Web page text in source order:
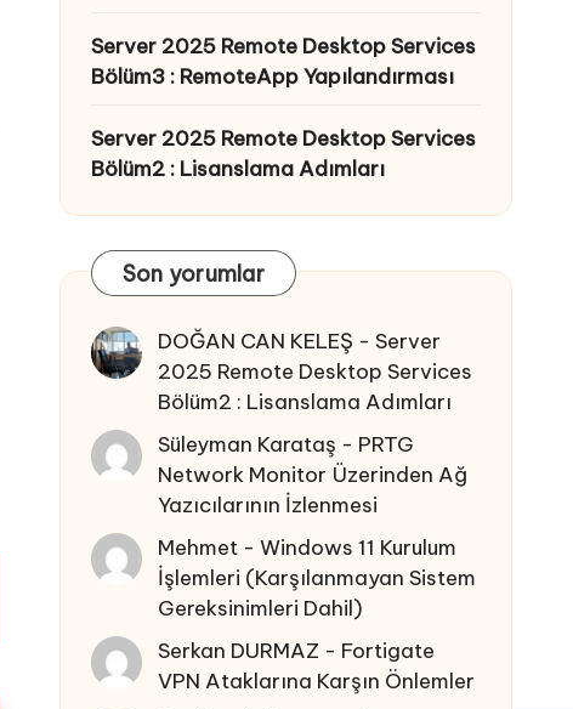
Server 2025 Remote Desktop Services
Bölüm3 : RemoteApp Yapılandırması
Server 2025 Remote Desktop Services
Bölüm2 : Lisanslama Adımları
Son yorumlar
DOĞAN CAN KELEŞ -Server
2025 Remote Desktop Services
Bölüm2 : Lisanslama Adımları
Süleyman Karataş - PRTG
Network Monitor Üzerinden Ağ
Yazıcılarının İzlenmesi
Mehmet -Windows 11 Kurulum
İşlemleri (Karşılanmayan Sistem
Gereksinimleri Dahil)
Serkan DURMAZ - Fortigate
VPN Ataklarına Karşın Önlemler